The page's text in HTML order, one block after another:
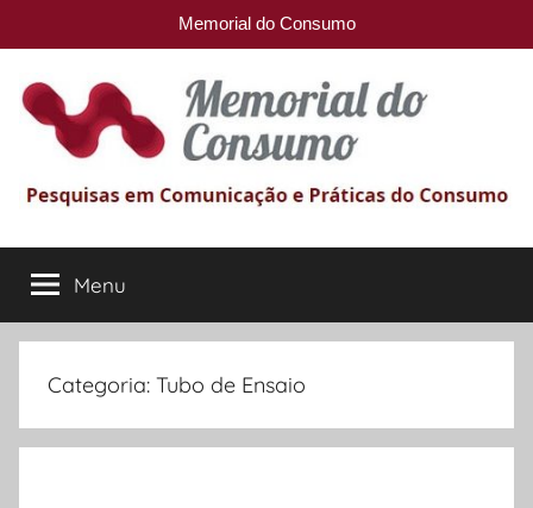
Memorial do Consumo
para
conteúdo
Memorial
do
Consumo
comunicação
e
Práticas
Menu
Categoria: Tubo de Ensaio